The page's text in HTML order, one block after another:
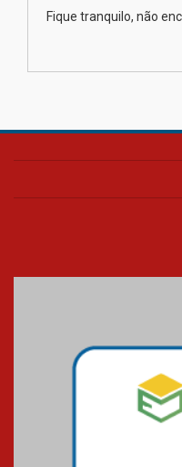
na
Fique tranquilo, não